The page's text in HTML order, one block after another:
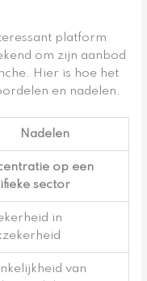
platform
om zijn aanbod
Hier is hoe het
en nadelen.
Nadelen
op een
sector
in
van